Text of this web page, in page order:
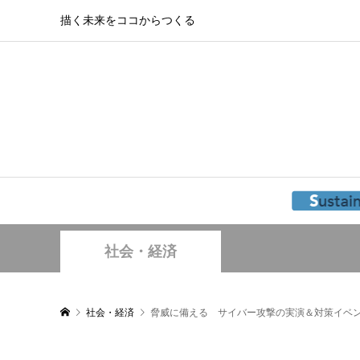
描く未来をココからつくる
社会・経済
社会・経済 脅威に備える サイバー攻撃の実演＆対策イベ